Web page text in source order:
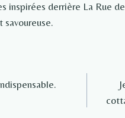
inspirées derrière La Rue